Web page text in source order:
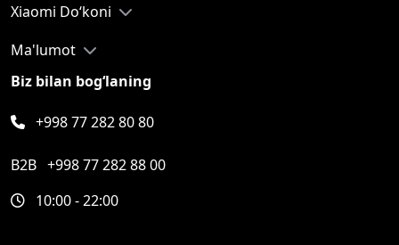
Xiaomi Do‘koni
Ma'lumot
Biz bilan bog‘laning
+998 77 282 80 80
B2B +998 77 282 88 00
10:00 - 22:00